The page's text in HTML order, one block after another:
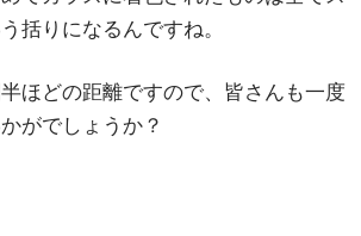
括りになるんですね。
ほどの距離ですので、皆さんも一度
がでしょうか？